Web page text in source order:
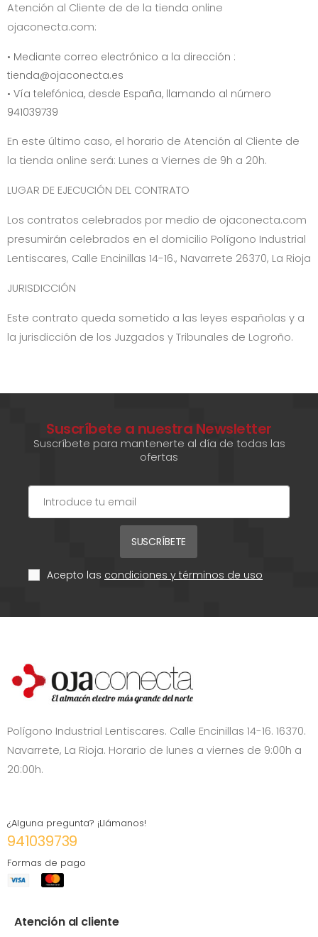
Atención al Cliente de de la tienda online
ojaconecta.com:
• Mediante correo electrónico a la dirección :
tienda@ojaconecta.es
• Vía telefónica, desde España, llamando al número
941039739
En este último caso, el horario de Atención al Cliente de
la tienda online será: Lunes a Viernes de 9h a 20h.
LUGAR DE EJECUCIÓN DEL CONTRATO
Los contratos celebrados por medio de ojaconecta.com
presumirán celebrados en el domicilio Polígono Industrial
Lentiscares, Calle Encinillas 14-16., Navarrete 26370, La Rioja
JURISDICCIÓN
Este contrato queda sometido a las leyes españolas y a
la jurisdicción de los Juzgados y Tribunales de Logroño.
Suscríbete a nuestra Newsletter
Suscríbete para mantenerte al día de todas las
ofertas
SUSCRÍBETE
Acepto las condiciones y términos de uso
Polígono Industrial Lentiscares. Calle Encinillas 14-16. 16370.
Navarrete, La Rioja. Horario de lunes a viernes de 9:00h a
20:00h.
¿Alguna pregunta? ¡Llámanos!
941039739
Formas de pago
Atención al cliente